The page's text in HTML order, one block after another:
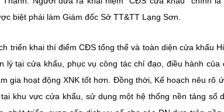
biệt phái làm Giám đốc Sở TT&TT Lạng Sơn.
triển khai thí điểm CĐS tổng thể và toàn diện cửa khẩu
lý tại cửa khẩu, phục vụ công tác chỉ đạo, điều hành
gia hoạt động XNK tốt hơn. Đồng thời, Kế hoạch nêu rõ
khu vực cửa khẩu, sử dụng một hệ thống nền tảng số